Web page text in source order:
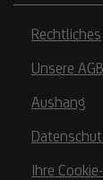
Rechtliches
Unsere AGB
Aushang
Ihre